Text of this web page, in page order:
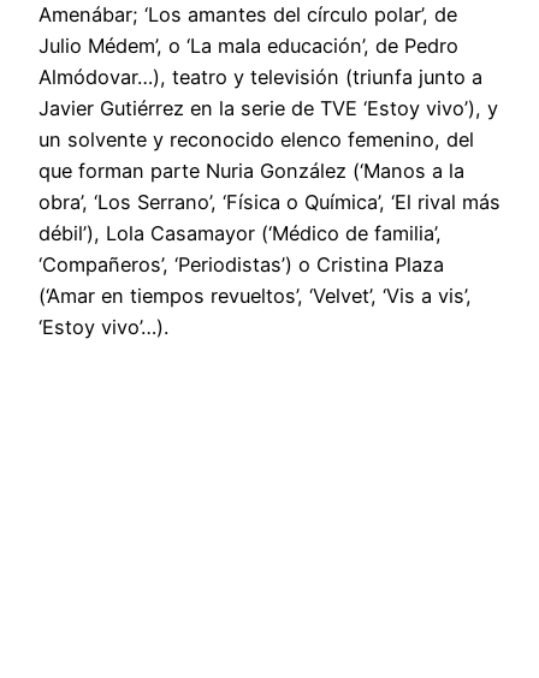
Amenábar; ‘Los amantes del círculo polar’, de
Julio Médem’, o ‘La mala educación’, de Pedro
Almódovar…), teatro y televisión (triunfa junto a
Javier Gutiérrez en la serie de TVE ‘Estoy vivo’), y
un solvente y reconocido elenco femenino, del
que forman parte Nuria González (‘Manos a la
obra’, ‘Los Serrano’, ‘Física o Química’, ‘El rival más
débil’), Lola Casamayor (‘Médico de familia’,
‘Compañeros’, ‘Periodistas’) o Cristina Plaza
(‘Amar en tiempos revueltos’, ‘Velvet’, ‘Vis a vis’,
‘Estoy vivo’…).